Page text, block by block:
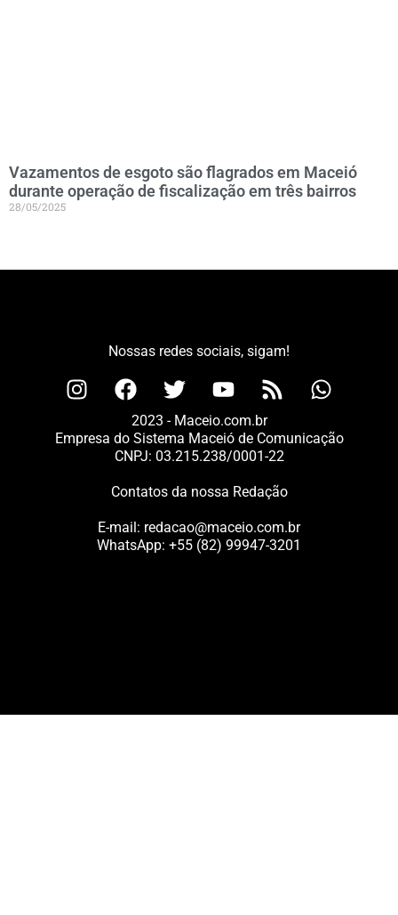
Vazamentos de esgoto são flagrados em Maceió
durante operação de fiscalização em três bairros
28/05/2025
Nossas redes sociais, sigam!
2023 - Maceio.com.br
Empresa do Sistema Maceió de Comunicação
CNPJ: 03.215.238/0001-22
Contatos da nossa Redação
E-mail: redacao@maceio.com.br
WhatsApp: +55 (82) 99947-3201